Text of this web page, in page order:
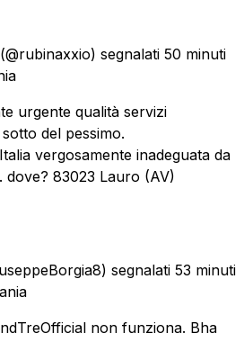
(@rubinaxxio) segnalati 50 minuti
urgente qualità servizi
del pessimo.
vergosamente inadeguata da
dove? 83023 Lauro (AV)
segnalati 53 minuti
non funziona. Bha